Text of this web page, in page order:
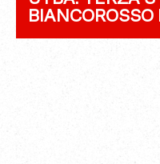
BIANCOROSSO